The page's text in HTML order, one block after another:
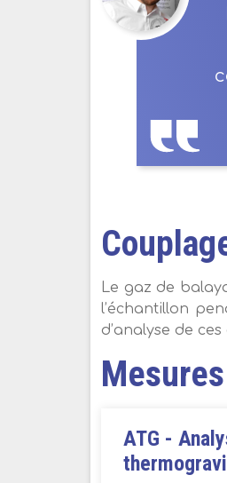
Le gaz de
l’échantillon
d’analyse de
ATG -